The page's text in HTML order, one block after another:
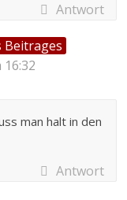
Antwort
Beitrages
man halt in den
Antwort